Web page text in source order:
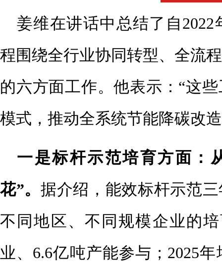
姜维在讲话中总结了自
程围绕全行业协同转型、全流
的六方面工作。他表示：“这
模式，推动全系统节能降碳改
一是标杆示范培育方面：
花”。 据介绍，能效标杆示范
不同地区、不同规模企业的
业、6.6亿吨产能参与；2025